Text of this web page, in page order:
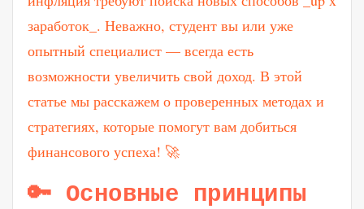
заработок_. Неважно, студент вы или уже
опытный специалист — всегда есть
возможности увеличить свой доход. В этой
статье мы расскажем о проверенных методах и
стратегиях, которые помогут вам добиться
финансового успеха! 🚀
🔑 Основные принципы